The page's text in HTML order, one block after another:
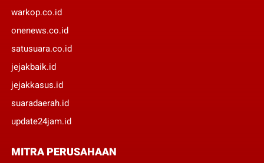
warkop.co.id
onenews.co.id
satusuara.co.id
jejakbaik.id
jejakkasus.id
suaradaerah.id
update24jam.id
MITRA PERUSAHAAN